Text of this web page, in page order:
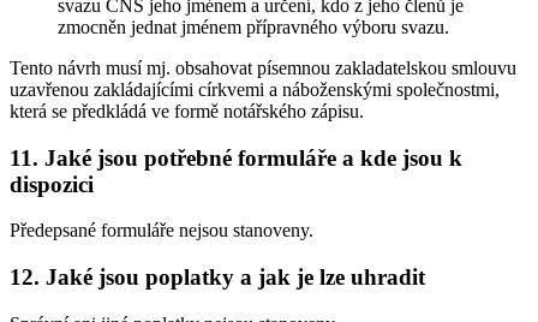
svazu CNS jeho jménem a určení, kdo z jeho členů je
zmocněn jednat jménem přípravného výboru svazu.
Tento návrh musí mj. obsahovat písemnou zakladatelskou smlouvu
uzavřenou zakládajícími církvemi a náboženskými společnostmi,
která se předkládá ve formě notářského zápisu.
11. Jaké jsou potřebné formuláře a kde jsou k
dispozici
Předepsané formuláře nejsou stanoveny.
12. Jaké jsou poplatky a jak je lze uhradit